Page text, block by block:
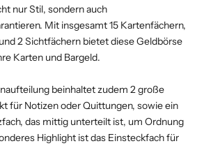
nur Stil, sondern auch
Mit insgesamt 15 Kartenfächern,
2 Sichtfächern bietet diese Geldbörse
Karten und Bargeld.
beinhaltet zudem 2 große
für Notizen oder Quittungen, sowie ein
das mittig unterteilt ist, um Ordnung
Highlight ist das Einsteckfach für